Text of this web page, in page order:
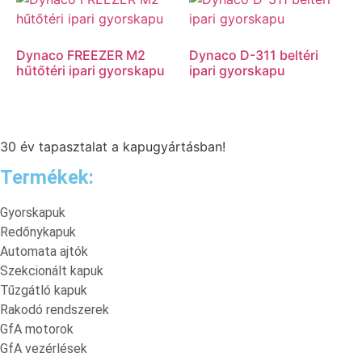
Dynaco FREEZER M2
hűtőtéri ipari gyorskapu
Dynaco D-311 beltéri
ipari gyorskapu
30 év tapasztalat a kapugyártásban!
Termékek:
Gyorskapuk
Redőnykapuk
Automata ajtók
Szekcionált kapuk
Tűzgátló kapuk
Rakodó rendszerek
GfA motorok
GfA vezérlések